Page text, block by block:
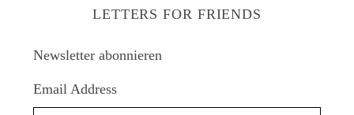
a
c
h
LETTERS FOR FRIENDS
Newsletter abonnieren
Email Address
S
u